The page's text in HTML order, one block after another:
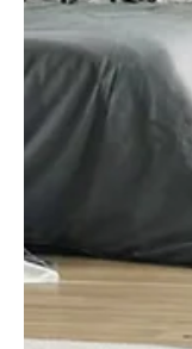
Otthon,
Varrócérnák
A megfelelő
megfelelő
egymáshoz
az adott
megválasztott
eredményezhet,
megnehezítheti.